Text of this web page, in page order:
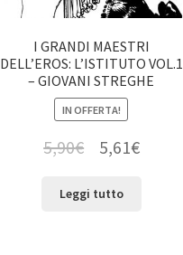
I GRANDI MAESTRI
DELL’EROS: L’ISTITUTO VOL.1
– GIOVANI STREGHE
IN OFFERTA!
5,90€ 5,61€
Leggi tutto